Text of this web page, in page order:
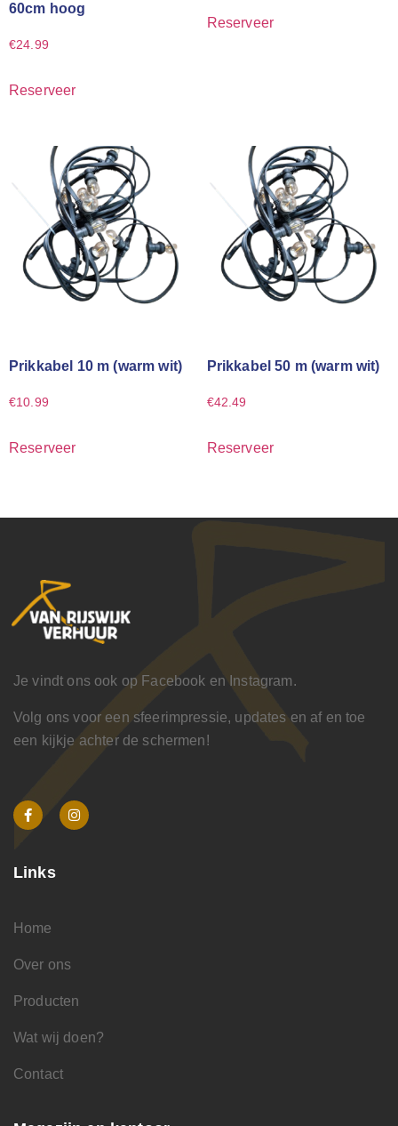
60cm hoog
€24.99
Reserveer
Reserveer
Prikkabel 10 m (warm wit)
€10.99
Reserveer
Prikkabel 50 m (warm wit)
€42.49
Reserveer
Je vindt ons ook op Facebook en Instagram.
Volg ons voor een sfeerimpressie, updates en af en toe
een kijkje achter de schermen!
Links
Home
Over ons
Producten
Wat wij doen?
Contact